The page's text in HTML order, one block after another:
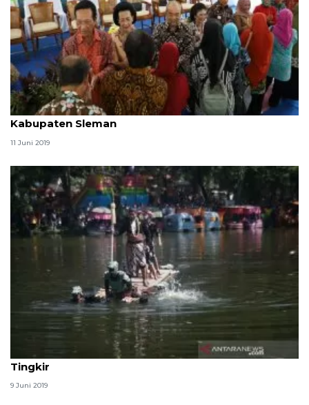
Ribuan masyarakat hadiri syawalan Gubernur DIY di
Kabupaten Sleman
11 Juni 2019
Pekan syawalan TSTJ diwarnai pertunjukan Jaka
Tingkir
9 Juni 2019